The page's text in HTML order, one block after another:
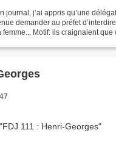
journal, j’ai appris qu’une
demander au préfet
Motif: ils craignaient que